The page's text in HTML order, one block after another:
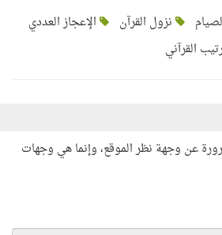
نزول القرآن
الإعجاز العددي
القرآني
عن وجهة نظر الموقع، وإنما هي وجهات